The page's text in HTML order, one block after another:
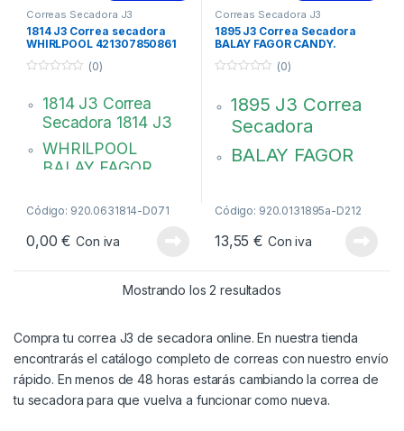
Correas Secadora J3
1814 J3 Correa secadora
WHIRLPOOL 421307850861
e
(0)
1814 J3 Correa
Secadora 1814 J3
WHRILPOOL
BALAY FAGOR
EDESA IGNIS
MEGADYNE EL
1814 J3
421307850861
SC9218601
481935818131
421307850862
Código: 920.0631814-D071
0,00€ Con iva
Correas Secadora J3
1895 J3 Correa Secadora
BALAY FAGOR CANDY.
e
5
(0)
1895 J3 Correa
Secadora
BALAY FAGOR
HUTCHINSON
00105393,
90387176
Código: 920.0131895a-D212
13,55€ Con iva
Mostrando los 2 resultadosOrdenado por
Compra tu correa J3 de secadora online. En nuestra tienda
encontrarás el catálogo completo de correas con nuestro envío
rápido. En menos de 48 horas estarás cambiando la correa de
tu secadora para que vuelva a funcionar como nueva.